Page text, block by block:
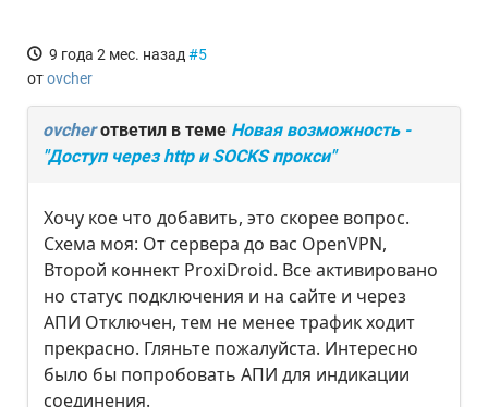
9 года 2 мес. назад #5
отovcher
ovcherответил в теме Новая возможность -
"Доступ через http и SOCKS прокси"
Хочу кое что добавить, это скорее вопрос.
Схема моя: От сервера до вас OpenVPN,
Второй коннект ProxiDroid. Все активировано
но статус подключения и на сайте и через
АПИ Отключен, тем не менее трафик ходит
прекрасно. Гляньте пожалуйста. Интересно
было бы попробовать АПИ для индикации
соединения.